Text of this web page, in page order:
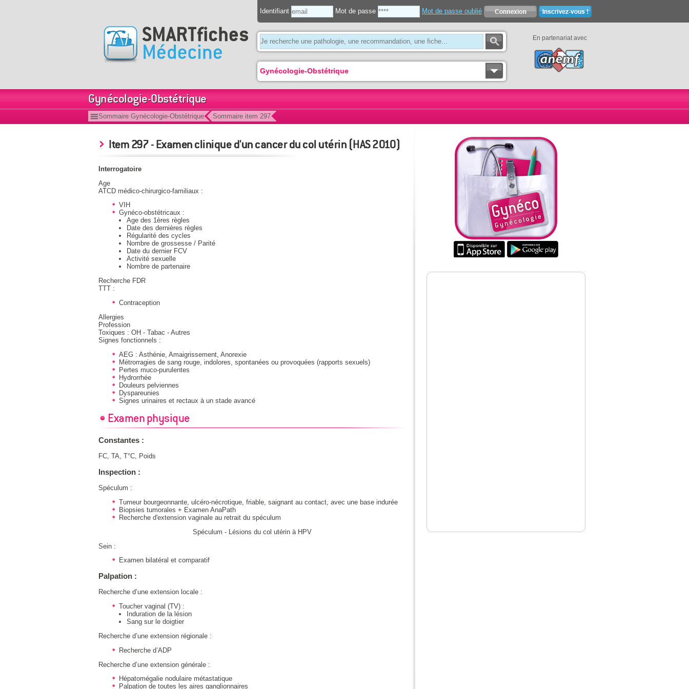
Identifiant Mot de passe Mot de passe oublié
Gynécologie-Obstétrique
En partenariat avec
Gynécologie-Obstétrique
Sommaire Gynécologie-Obstétrique Sommaire item 297
Item 297 - Examen clinique d'un cancer du col utérin (HAS 2010)
Interrogatoire
Age
ATCD médico-chirurgico-familiaux :
VIH
Gynéco-obstétricaux :
Age des 1ères règles
Date des dernières règles
Régularité des cycles
Nombre de grossesse / Parité
Date du dernier FCV
Activité sexuelle
Nombre de partenaire
Recherche FDR
TTT :
Contraception
Allergies
Profession
Toxiques : OH - Tabac - Autres
Signes fonctionnels :
AEG : Asthénie, Amaigrissement, Anorexie
Métrorragies de sang rouge, indolores, spontanées ou provoquées (rapports sexuels)
Pertes muco-purulentes
Hydrorrhée
Douleurs pelviennes
Dyspareunies
Signes urinaires et rectaux à un stade avancé
Examen physique
Constantes :
FC, TA, T°C, Poids
Inspection :
Spéculum :
Tumeur bourgeonnante, ulcéro-nécrotique, friable, saignant au contact, avec une base indurée
Biopsies tumorales + Examen AnaPath
Recherche d'extension vaginale au retrait du spéculum
Spéculum - Lésions du col utérin à HPV
Sein :
Examen bilatéral et comparatif
Palpation :
Recherche d’une extension locale :
Toucher vaginal (TV) :
Induration de la lésion
Sang sur le doigtier
Recherche d’une extension régionale :
Recherche d’ADP
Recherche d’une extension générale :
Hépatomégalie nodulaire métastatique
Palpation de toutes les aires ganglionnaires